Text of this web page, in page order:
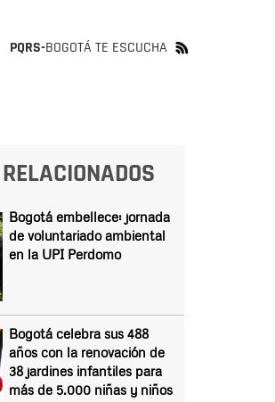
PQRS-BOGOTÁ TE ESCUCHA
Bogotá embellece: jornada
de voluntariado ambiental
en la UPI Perdomo
Bogotá celebra sus 488
años con la renovación de
38 jardines infantiles para
más de 5.000 niñas y niños